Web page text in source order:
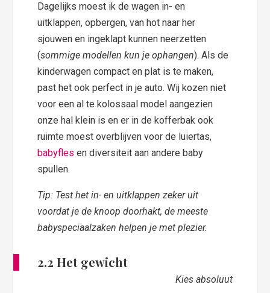
Dagelijks moest ik de wagen in- en
uitklappen, opbergen, van hot naar her
sjouwen en ingeklapt kunnen neerzetten
(sommige modellen kun je ophangen). Als de
kinderwagen compact en plat is te maken,
past het ook perfect in je auto. Wij kozen niet
voor een al te kolossaal model aangezien
onze hal klein is en er in de kofferbak ook
ruimte moest overblijven voor de luiertas,
babyfles en diversiteit aan andere baby
spullen.
Tip: Test het in- en uitklappen zeker uit
voordat je de knoop doorhakt, de meeste
babyspeciaalzaken helpen je met plezier.
Kies absoluut
2.2 Het gewicht